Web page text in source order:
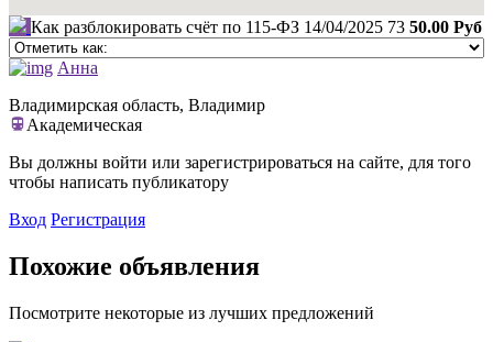
Как разблокировать счёт по 115-ФЗ 14/04/2025 73 50.00 Руб
Анна
Владимирская область, Владимир
Академическая
Вы должны войти или зарегистрироваться на сайте, для того
чтобы написать публикатору
Вход Регистрация
Похожие объявления
Посмотрите некоторые из лучших предложений